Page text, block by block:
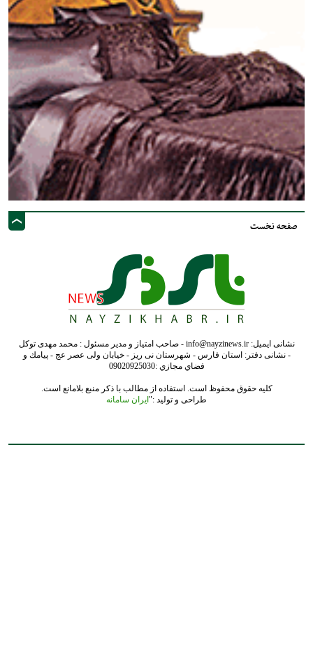
صفحه نخست
نشانی ایمیل: info@nayzinews.ir - صاحب امتیاز و مدیر مسئول : محمد مهدی توکل
- نشانی دفتر: استان فارس - شهرستان نی ریز - خیابان ولی عصر عج - پيامك و
فضاي مجازي :09020925030
کلیه حقوق محفوظ است. استفاده از مطالب با ذکر منبع بلامانع است.
طراحی و تولید :"ایران سامانه